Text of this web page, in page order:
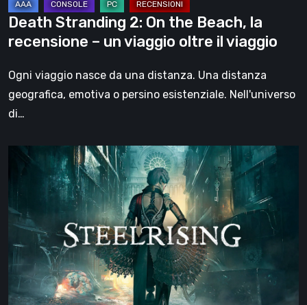
un
viaggio
oltre
il
Death Stranding 2: On the Beach, la
recensione – un viaggio oltre il viaggio
Ogni viaggio nasce da una distanza. Una distanza
geografica, emotiva o persino esistenziale. Nell'universo
di…
Steelrising,
recensione:
rivoluzione
sotto
ingranaggi